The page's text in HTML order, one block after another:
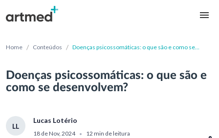
Home / Conteúdos / Doenças psicossomáticas: o que são e como se
Doenças psicossomáticas: o que são e
como se desenvolvem?
LL
Lucas Lotério
18 de Nov, 2024 • 12 min de leitura